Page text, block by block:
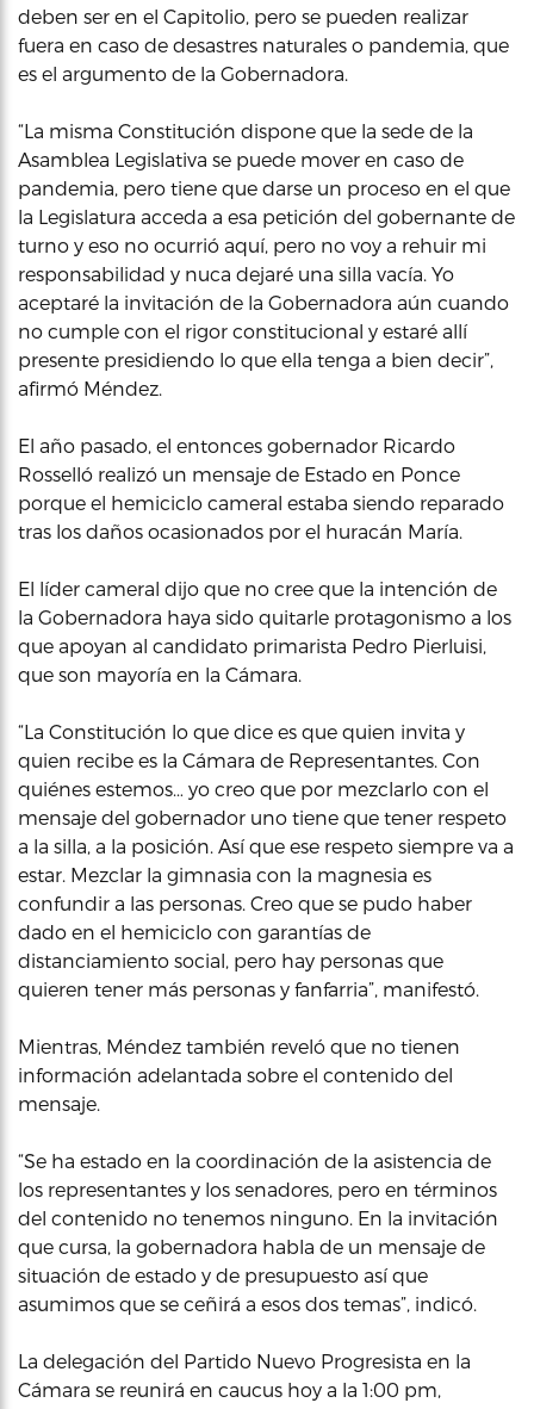
deben ser en el Capitolio, pero se pueden realizar
fuera en caso de desastres naturales o pandemia, que
es el argumento de la Gobernadora.
“La misma Constitución dispone que la sede de la
Asamblea Legislativa se puede mover en caso de
pandemia, pero tiene que darse un proceso en el que
la Legislatura acceda a esa petición del gobernante de
turno y eso no ocurrió aquí, pero no voy a rehuir mi
responsabilidad y nuca dejaré una silla vacía. Yo
aceptaré la invitación de la Gobernadora aún cuando
no cumple con el rigor constitucional y estaré allí
presente presidiendo lo que ella tenga a bien decir”,
afirmó Méndez.
El año pasado, el entonces gobernador Ricardo
Rosselló realizó un mensaje de Estado en Ponce
porque el hemiciclo cameral estaba siendo reparado
tras los daños ocasionados por el huracán María.
El líder cameral dijo que no cree que la intención de
la Gobernadora haya sido quitarle protagonismo a los
que apoyan al candidato primarista Pedro Pierluisi,
que son mayoría en la Cámara.
“La Constitución lo que dice es que quien invita y
quien recibe es la Cámara de Representantes. Con
quiénes estemos… yo creo que por mezclarlo con el
mensaje del gobernador uno tiene que tener respeto
a la silla, a la posición. Así que ese respeto siempre va a
estar. Mezclar la gimnasia con la magnesia es
confundir a las personas. Creo que se pudo haber
dado en el hemiciclo con garantías de
distanciamiento social, pero hay personas que
quieren tener más personas y fanfarria”, manifestó.
Mientras, Méndez también reveló que no tienen
información adelantada sobre el contenido del
mensaje.
“Se ha estado en la coordinación de la asistencia de
los representantes y los senadores, pero en términos
del contenido no tenemos ninguno. En la invitación
que cursa, la gobernadora habla de un mensaje de
situación de estado y de presupuesto así que
asumimos que se ceñirá a esos dos temas”, indicó.
La delegación del Partido Nuevo Progresista en la
Cámara se reunirá en caucus hoy a la 1:00 pm,